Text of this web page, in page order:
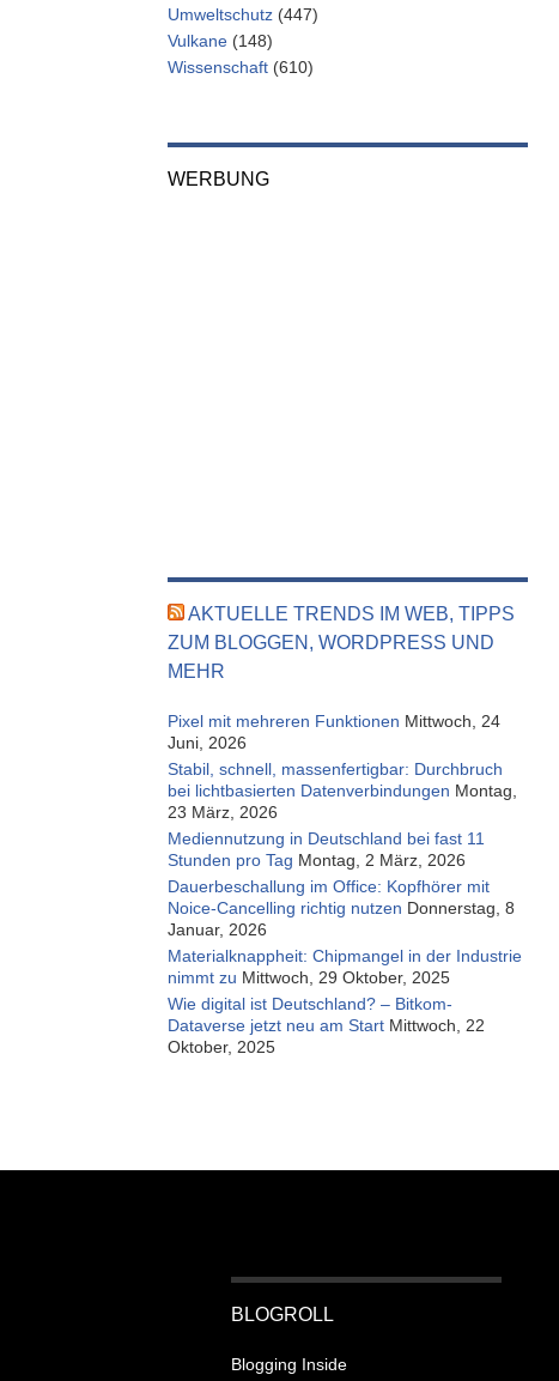
Umweltschutz (447)
Vulkane (148)
Wissenschaft (610)
WERBUNG
AKTUELLE TRENDS IM WEB, TIPPS
ZUM BLOGGEN, WORDPRESS UND
MEHR
Pixel mit mehreren Funktionen Mittwoch, 24
Juni, 2026
Stabil, schnell, massenfertigbar: Durchbruch
bei lichtbasierten Datenverbindungen Montag,
23 März, 2026
Mediennutzung in Deutschland bei fast 11
Stunden pro Tag Montag, 2 März, 2026
Dauerbeschallung im Office: Kopfhörer mit
Noice-Cancelling richtig nutzen Donnerstag, 8
Januar, 2026
Materialknappheit: Chipmangel in der Industrie
nimmt zu Mittwoch, 29 Oktober, 2025
Wie digital ist Deutschland? – Bitkom-
Dataverse jetzt neu am Start Mittwoch, 22
Oktober, 2025
BLOGROLL
Blogging Inside